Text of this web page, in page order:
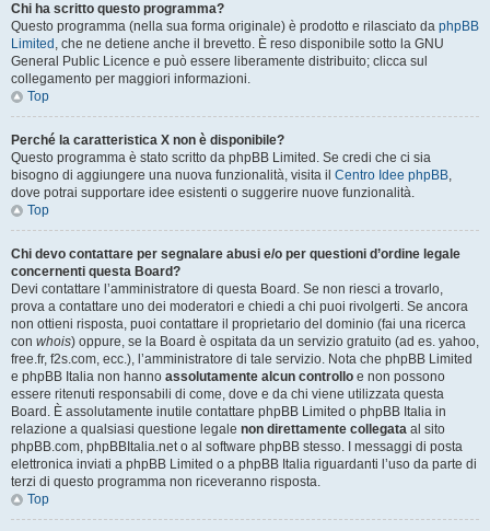
Chi ha scritto questo programma?
Questo programma (nella sua forma originale) è prodotto e rilasciato da phpBB
Limited , che ne detiene anche il brevetto. È reso disponibile sotto la GNU
General Public Licence e può essere liberamente distribuito; clicca sul
collegamento per maggiori informazioni.
Top
Perché la caratteristica X non è disponibile?
Questo programma è stato scritto da phpBB Limited. Se credi che ci sia
bisogno di aggiungere una nuova funzionalità, visita il Centro Idee phpBB,
dove potrai supportare idee esistenti o suggerire nuove funzionalità.
Top
Chi devo contattare per segnalare abusi e/o per questioni d’ordine legale
concernenti questa Board?
Devi contattare l’amministratore di questa Board. Se non riesci a trovarlo,
prova a contattare uno dei moderatori e chiedi a chi puoi rivolgerti. Se ancora
non ottieni risposta, puoi contattare il proprietario del dominio (fai una ricerca
con whois) oppure, se la Board è ospitata da un servizio gratuito (ad es. yahoo,
free.fr, f2s.com, ecc.), l’amministratore di tale servizio. Nota che phpBB Limited
e phpBB Italia non hanno assolutamente alcun controllo e non possono
essere ritenuti responsabili di come, dove e da chi viene utilizzata questa
Board. È assolutamente inutile contattare phpBB Limited o phpBB Italia in
relazione a qualsiasi questione legale non direttamente collegata al sito
phpBB.com, phpBBItalia.net o al software phpBB stesso. I messaggi di posta
elettronica inviati a phpBB Limited o a phpBB Italia riguardanti l’uso da parte di
terzi di questo programma non riceveranno risposta.
Top